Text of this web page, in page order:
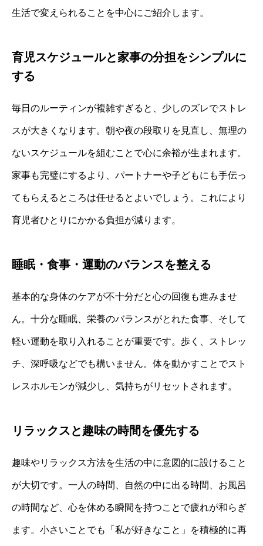
生活で変えられることを中心にご紹介します。
育児スケジュールと家事の分担をシンプルに
する
毎日のルーティンが複雑すぎると、少しのズレでストレ
スが大きくなります。朝や夜の段取りを見直し、無理の
ないスケジュールを組むことで心に余裕が生まれます。
家事も完璧にするより、パートナーや子どもにも手伝っ
てもらえるところは任せるとよいでしょう。これにより
育児者ひとりにかかる負担が減ります。
睡眠・食事・運動のバランスを整える
基本的な身体のケアが不十分だと心の回復も進みませ
ん。十分な睡眠、栄養のバランスがとれた食事、そして
軽い運動を取り入れることが重要です。歩く、ストレッ
チ、深呼吸などでも構いません。体を動かすことでスト
レスホルモンが減少し、気持ちがリセットされます。
リラックスと趣味の時間を優先する
趣味やリラックス方法を生活の中に意図的に設けること
が大切です。一人の時間、自然の中に出る時間、お風呂
の時間など、心を休める瞬間を持つことで疲れが和らぎ
ます。小さいことでも「私が好きなこと」を積極的に再